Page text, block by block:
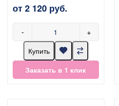
от 2 120 руб.
- +
Купить
Заказать в 1 клик